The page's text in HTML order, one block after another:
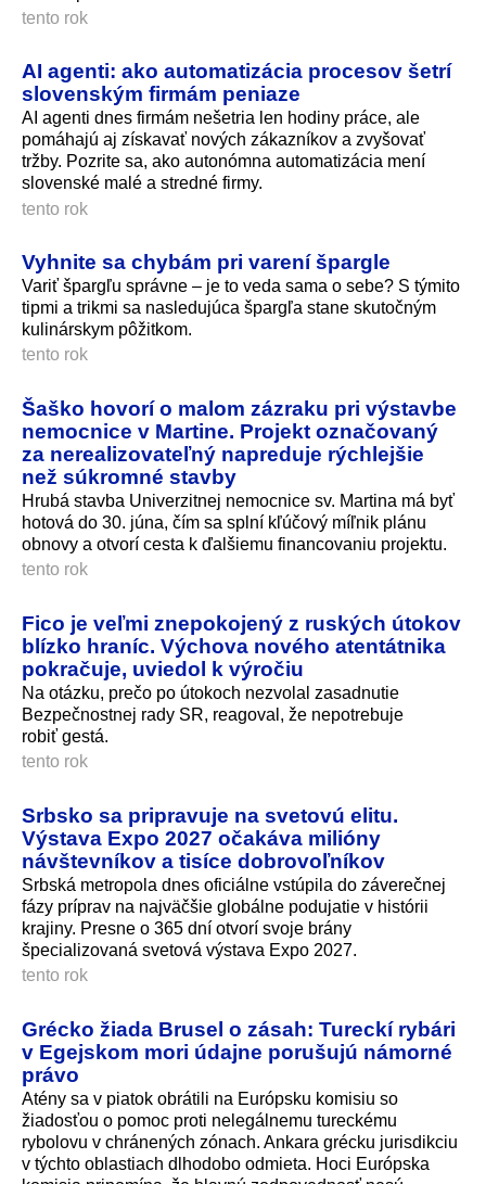
tento rok
AI agenti: ako automatizácia procesov šetrí
slovenským firmám peniaze
AI agenti dnes firmám nešetria len hodiny práce, ale
pomáhajú aj získavať nových zákazníkov a zvyšovať
tržby. Pozrite sa, ako autonómna automatizácia mení
slovenské malé a stredné firmy.
tento rok
Vyhnite sa chybám pri varení špargle
Variť špargľu správne – je to veda sama o sebe? S týmito
tipmi a trikmi sa nasledujúca špargľa stane skutočným
kulinárskym pôžitkom.
tento rok
Šaško hovorí o malom zázraku pri výstavbe
nemocnice v Martine. Projekt označovaný
za nerealizovateľný napreduje rýchlejšie
než súkromné stavby
Hrubá stavba Univerzitnej nemocnice sv. Martina má byť
hotová do 30. júna, čím sa splní kľúčový míľnik plánu
obnovy a otvorí cesta k ďalšiemu financovaniu projektu.
tento rok
Fico je veľmi znepokojený z ruských útokov
blízko hraníc. Výchova nového atentátnika
pokračuje, uviedol k výročiu
Na otázku, prečo po útokoch nezvolal zasadnutie
Bezpečnostnej rady SR, reagoval, že nepotrebuje
robiť gestá.
tento rok
Srbsko sa pripravuje na svetovú elitu.
Výstava Expo 2027 očakáva milióny
návštevníkov a tisíce dobrovoľníkov
Srbská metropola dnes oficiálne vstúpila do záverečnej
fázy príprav na najväčšie globálne podujatie v histórii
krajiny. Presne o 365 dní otvorí svoje brány
špecializovaná svetová výstava Expo 2027.
tento rok
Grécko žiada Brusel o zásah: Tureckí rybári
v Egejskom mori údajne porušujú námorné
právo
Atény sa v piatok obrátili na Európsku komisiu so
žiadosťou o pomoc proti nelegálnemu tureckému
rybolovu v chránených zónach. Ankara grécku jurisdikciu
v týchto oblastiach dlhodobo odmieta. Hoci Európska